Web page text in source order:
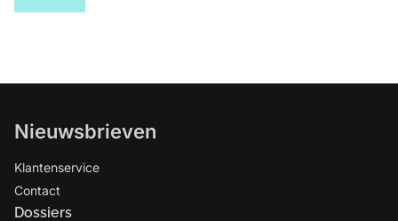
Nieuwsbrieven
Klantenservice
Contact
Dossiers